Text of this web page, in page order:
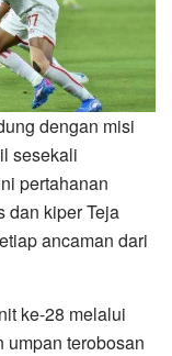
dengan misi
sesekali
pertahanan
dan kiper Teja
ancaman dari
ke-28 melalui
umpan terobosan